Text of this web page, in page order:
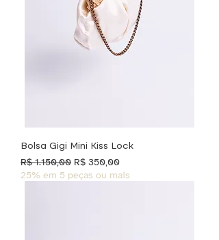
Bolsa Gigi Mini Kiss Lock
Preço normal
R$ 1.150,00 Preço promocional
R$ 350,00
25% em 5 peças ou mais